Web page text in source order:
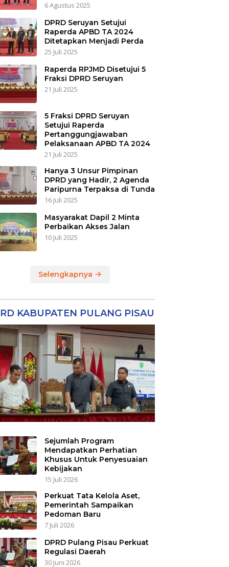
6 Agustus 2025
DPRD Seruyan Setujui
Raperda APBD TA 2024
Ditetapkan Menjadi Perda
25 Juli 2025
Raperda RPJMD Disetujui 5
Fraksi DPRD Seruyan
21 Juli 2025
5 Fraksi DPRD Seruyan
Setujui Raperda
Pertanggungjawaban
Pelaksanaan APBD TA 2024
21 Juli 2025
Hanya 3 Unsur Pimpinan
DPRD yang Hadir, 2 Agenda
Paripurna Terpaksa di Tunda
16 Juli 2025
Masyarakat Dapil 2 Minta
Perbaikan Akses Jalan
10 Juli 2025
Selengkapnya
KABUPATEN PULANG PISAU
Sejumlah Program
Mendapatkan Perhatian
Khusus Untuk Penyesuaian
Kebijakan
15 Juli 2026
Perkuat Tata Kelola Aset,
Pemerintah Sampaikan
Pedoman Baru
7 Juli 2026
DPRD Pulang Pisau Perkuat
Regulasi Daerah
30 Juni 2026